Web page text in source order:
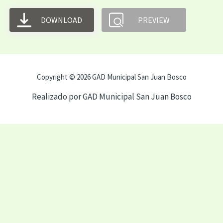
DOWNLOAD PREVIEW
Copyright © 2026 GAD Municipal San Juan Bosco
Realizado por GAD Municipal San Juan Bosco